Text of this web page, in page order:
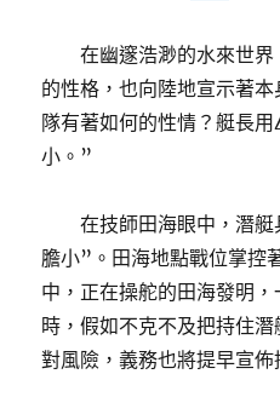
在幽邃浩渺的水來世
的性格，也向陸地宣示著
隊有著如何的性情？艇長
小。”
在技師田海眼中，潛
膽小”。田海地點戰位掌控
中，正在操舵的田海發明
時，假如不克不及把持住
對風險，義務也將提早宣佈